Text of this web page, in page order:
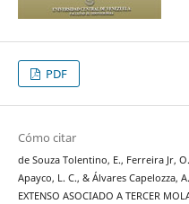
PDF
Cómo citar
de Souza Tolentino, E., Ferreira Jr,
Apayco, L. C., & Álvares Capelozza,
EXTENSO ASOCIADO A TERCER